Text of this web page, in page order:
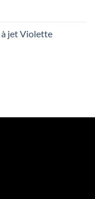
jet Violette